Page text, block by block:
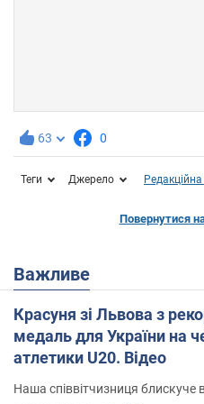
63 0
Теги Джерело Редакційна
Повернутися
Важливе
Красуня зі Львова з
медаль для України на
атлетики U20. Відео
Наша співвітчизниця блискуче